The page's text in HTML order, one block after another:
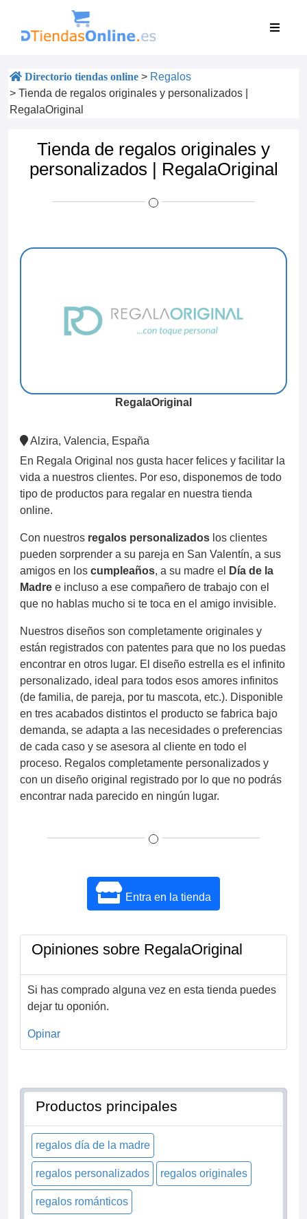
Directorio tiendas online > Regalos
> Tienda de regalos originales y personalizados |
RegalaOriginal
Tienda de regalos originales y
personalizados | RegalaOriginal
RegalaOriginal
Alzira, Valencia, España
En Regala Original nos gusta hacer felices y facilitar la
vida a nuestros clientes. Por eso, disponemos de todo
tipo de productos para regalar en nuestra tienda
online.
Con nuestros regalos personalizados los clientes
pueden sorprender a su pareja en San Valentín, a sus
amigos en los cumpleaños, a su madre el
Día de la
Madre e incluso a ese compañero de trabajo con el
que no hablas mucho si te toca en el amigo invisible.
Nuestros diseños son completamente originales y
están registrados con patentes para que no los puedas
encontrar en otros lugar. El diseño estrella es el infinito
personalizado, ideal para todos esos amores infinitos
(de familia, de pareja, por tu mascota, etc.). Disponible
en tres acabados distintos el producto se fabrica bajo
demanda, se adapta a las necesidades o preferencias
de cada caso y se asesora al cliente en todo el
proceso. Regalos completamente personalizados y
con un diseño original registrado por lo que no podrás
encontrar nada parecido en ningún lugar.
Entra en la tienda
Opiniones sobre RegalaOriginal
Si has comprado alguna vez en esta tienda puedes
dejar tu oponión.
Opinar
Productos principales
regalos día de la madre
regalos personalizados regalos originales
regalos románticos